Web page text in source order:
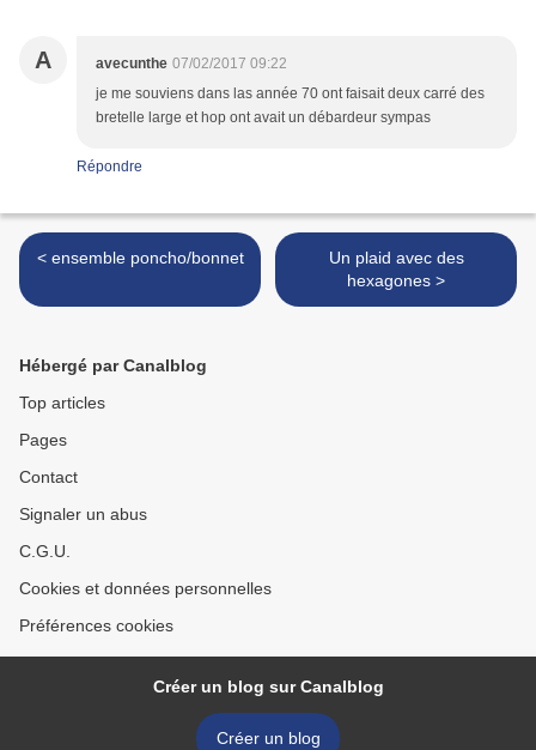
A avecunthe 07/02/2017 09:22
je me souviens dans las année 70 ont faisait deux carré des
bretelle large et hop ont avait un débardeur sympas
Répondre
< ensemble poncho/bonnet
Un plaid avec des
hexagones >
Hébergé par Canalblog
Top articles
Pages
Contact
Signaler un abus
C.G.U.
Cookies et données personnelles
Préférences cookies
Créer un blog sur Canalblog
Créer un blog